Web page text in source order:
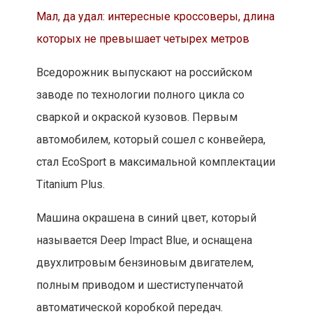
Мал, да удал: интересные кроссоверы, длина
которых не превышает четырех метров
Вседорожник выпускают на российском
заводе по технологии полного цикла со
сваркой и окраской кузовов. Первым
автомобилем, который сошел с конвейера,
стал EcoSport в максимальной комплектации
Titanium Plus.
Машина окрашена в синий цвет, который
называется Deep Impact Blue, и оснащена
двухлитровым бензиновым двигателем,
полным приводом и шестиступенчатой
автоматической коробкой передач.